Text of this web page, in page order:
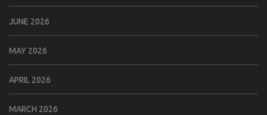
JUNE 2026
MAY 2026
APRIL 2026
MARCH 2026